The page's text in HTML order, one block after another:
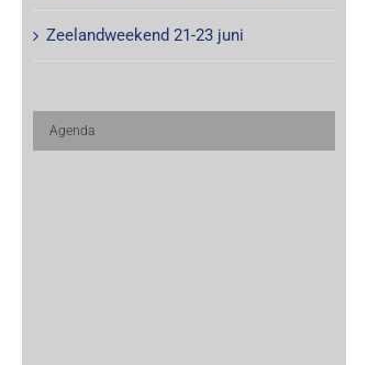
Zeelandweekend 21-23 juni
Agenda